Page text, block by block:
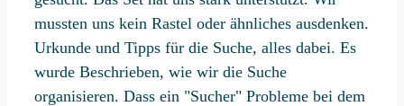
mussten uns kein Rastel oder ähnliches ausdenken.
Urkunde und Tipps für die Suche, alles dabei. Es
wurde Beschrieben, wie wir die Suche
organisieren. Dass ein "Sucher" Probleme bei dem